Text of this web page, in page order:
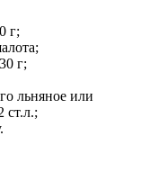
г;
г;
льняное или
ст.л.;